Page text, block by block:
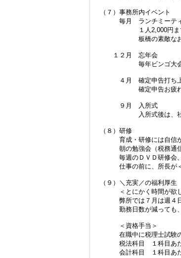
（７）事務所内イベント
毎月 ランチミーティ
１人2,000円まで補助
板橋の素敵なお店を
１２月 忘年会
毎年ビンゴ大会を実
４月 確定申告打ち上
確定申告お疲れ様で
９月 入所式
入所式後は、社員懇
（８）研修
育成・研修には自信が
朝の勉強会（税務通信
毎週のＤＶＤ研修会、
仕事の前に、所長が＜
（９）＼充実／の福利厚生
＜とにかく時間が欲し
弊所では７月は週４日
勤務日数が減っても、
＜資格手当＞
在職中に税理士試験の
税法科目 １科目あた
会計科目 １科目あた